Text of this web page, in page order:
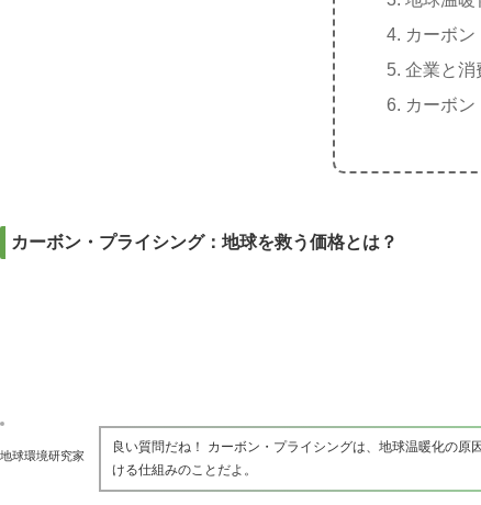
カーボ
企業と消
カーボ
カーボン・プライシング：地球を救う価格とは？
地球環境研究家
良い質問だね！ カーボン・プライシングは、地球温暖化の
ける仕組みのことだよ。